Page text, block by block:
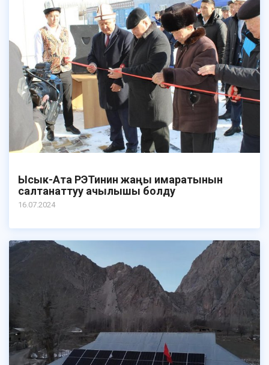
Ысык-Ата РЭТинин жаңы имаратынын
салтанаттуу ачылышы болду
16.07.2024